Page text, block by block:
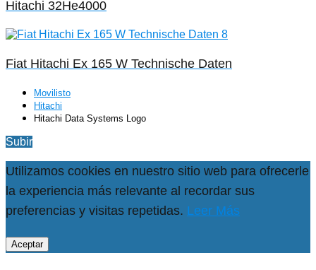
Hitachi 32He4000
Fiat Hitachi Ex 165 W Technische Daten
Movilisto
Hitachi
Hitachi Data Systems Logo
Subir
Utilizamos cookies en nuestro sitio web para ofrecerle
la experiencia más relevante al recordar sus
preferencias y visitas repetidas. Leer Más
Aceptar